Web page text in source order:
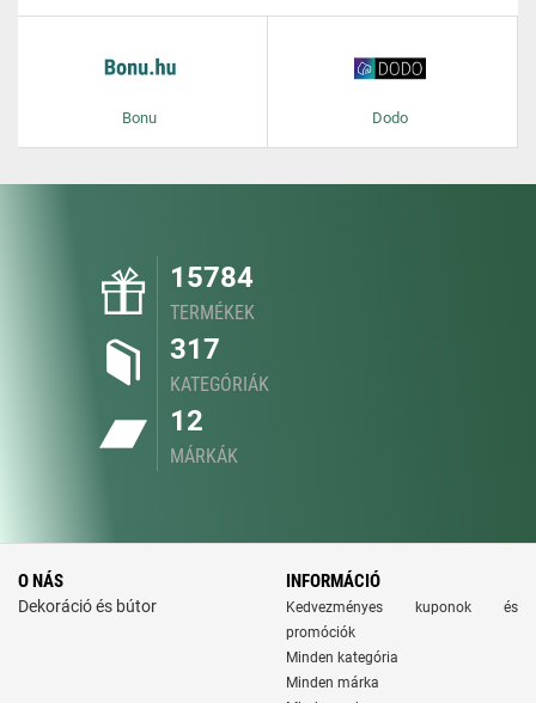
Bonu Dodo
15784
TERMÉKEK
317
KATEGÓRIÁK
12
MÁRKÁK
O NÁS
Dekoráció és bútor
INFORMÁCIÓ
Kedvezményes kuponok és
promóciók
Minden kategória
Minden márka